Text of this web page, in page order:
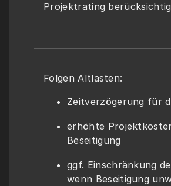
Projektrating
Folgen Altlasten:
Zeitverzögerung für
erhöhte
Beseitigung
ggf. Einschränkung
wenn Beseitigung